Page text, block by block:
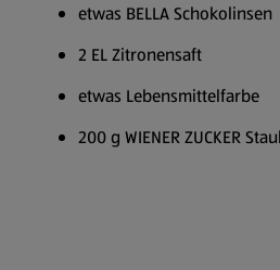
etwas BELLA Schokolinsen
2 EL Zitronensaft
etwas Lebensmittelfarbe
200 g WIENER ZUCKER